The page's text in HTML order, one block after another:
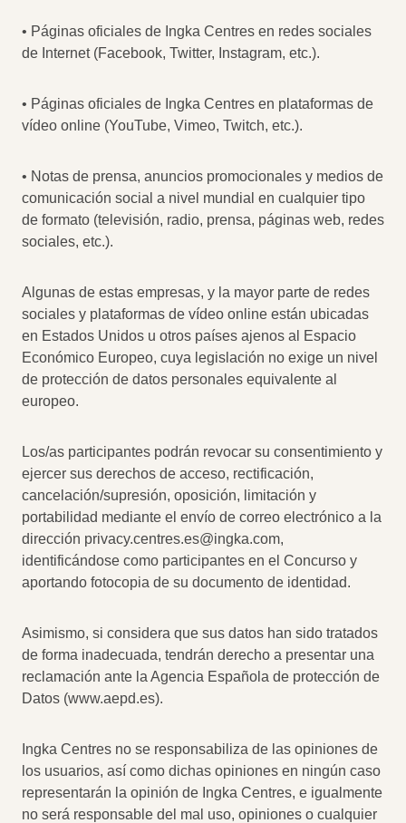
• Páginas oficiales de Ingka Centres en redes sociales
de Internet (Facebook, Twitter, Instagram, etc.).
• Páginas oficiales de Ingka Centres en plataformas de
vídeo online (YouTube, Vimeo, Twitch, etc.).
• Notas de prensa, anuncios promocionales y medios de
comunicación social a nivel mundial en cualquier tipo
de formato (televisión, radio, prensa, páginas web, redes
sociales, etc.).
Algunas de estas empresas, y la mayor parte de redes
sociales y plataformas de vídeo online están ubicadas
en Estados Unidos u otros países ajenos al Espacio
Económico Europeo, cuya legislación no exige un nivel
de protección de datos personales equivalente al
europeo.
Los/as participantes podrán revocar su consentimiento y
ejercer sus derechos de acceso, rectificación,
cancelación/supresión, oposición, limitación y
portabilidad mediante el envío de correo electrónico a la
dirección privacy.centres.es@ingka.com,
identificándose como participantes en el Concurso y
aportando fotocopia de su documento de identidad.
Asimismo, si considera que sus datos han sido tratados
de forma inadecuada, tendrán derecho a presentar una
reclamación ante la Agencia Española de protección de
Datos (www.aepd.es).
Ingka Centres no se responsabiliza de las opiniones de
los usuarios, así como dichas opiniones en ningún caso
representarán la opinión de Ingka Centres, e igualmente
no será responsable del mal uso, opiniones o cualquier